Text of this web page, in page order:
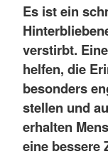
Es ist ein
verstirbt.
helfen, die
besonders
stellen und
erhalten
eine bessere